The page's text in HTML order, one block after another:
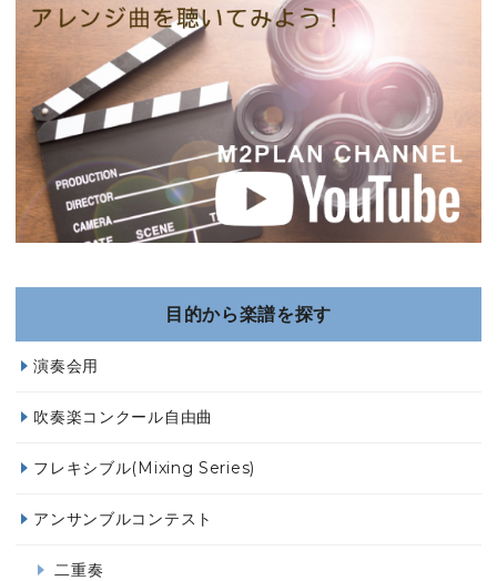
目的から楽譜を探す
演奏会用
吹奏楽コンクール自由曲
フレキシブル(Mixing Series)
アンサンブルコンテスト
二重奏